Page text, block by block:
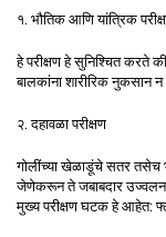
१. भौतिक आणि यांत्रिक
हे परीक्षण हे सुनिश्चित करते की
बालकांना शारीरिक नुकसान
२. दहावळा परीक्षण
गोलींच्या खेळाडूंचे सतर
जेणेकरून ते जबाबदार उज्वलन
मुख्य परीक्षण घटक हे आहेत: